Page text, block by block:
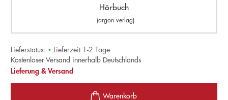
Hörbuch
(argon verlag)
Lieferstatus: • Lieferzeit 1-2 Tage
Kostenloser Versand innerhalb Deutschlands
Lieferung & Versand